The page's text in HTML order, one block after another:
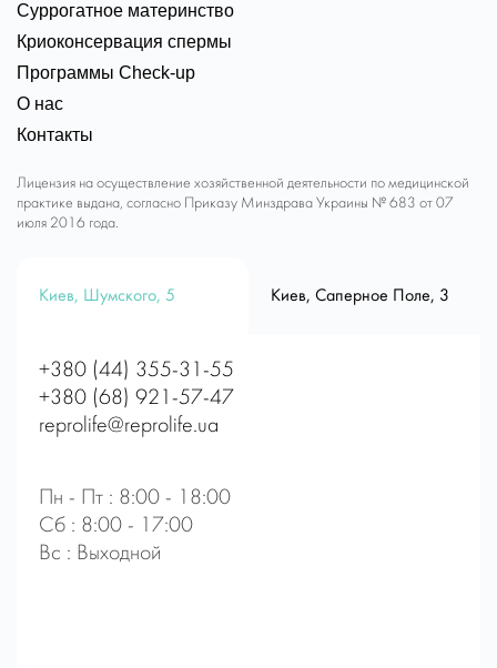
Суррогатное материнство
Криоконсервация спермы
Программы Check-up
О нас
Контакты
Лицензия на осуществление хозяйственной деятельности по медицинской
практике выдана, согласно Приказу Минздрава Украины № 683 от 07
июля 2016 года.
Киев, Шумского, 5 Киев, Саперное Поле, 3
+380 (44) 355-31-55
+380 (68) 921-57-47
reprolife@reprolife.ua
Пн - Пт : 8:00 - 18:00
Сб : 8:00 - 17:00
Вс : Выходной